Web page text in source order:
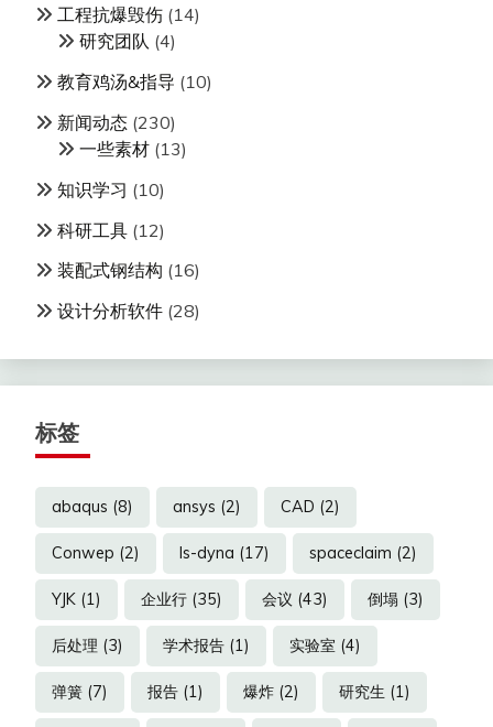
工程抗爆毁伤 (14)
研究团队 (4)
教育鸡汤&指导 (10)
新闻动态 (230)
一些素材 (13)
知识学习 (10)
科研工具 (12)
装配式钢结构 (16)
设计分析软件 (28)
标签
abaqus (8) ansys (2) CAD (2)
Conwep (2) ls-dyna (17) spaceclaim (2)
YJK (1) 企业行 (35) 会议 (43) 倒塌 (3)
后处理 (3) 学术报告 (1) 实验室 (4)
弹簧 (7) 报告 (1) 爆炸 (2) 研究生 (1)